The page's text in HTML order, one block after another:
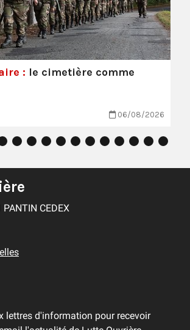
: le cimetière comme
06/08/2026
CEDEX
lettres d'information pour recevoir